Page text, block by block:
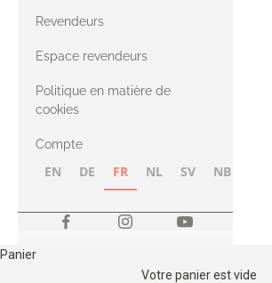
Compatible
avec le fil Merino
avec le fil Heavy
Revendeurs
Espace revendeurs
Politique en matière de
cookies
Compte
EN DE FR NL SV NB
Panier
Votre panier est vide